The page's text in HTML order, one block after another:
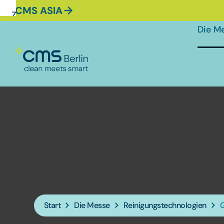
Zur
Zur
CMS ASIA
Die
Start Die Messe Reinigungstechnologien